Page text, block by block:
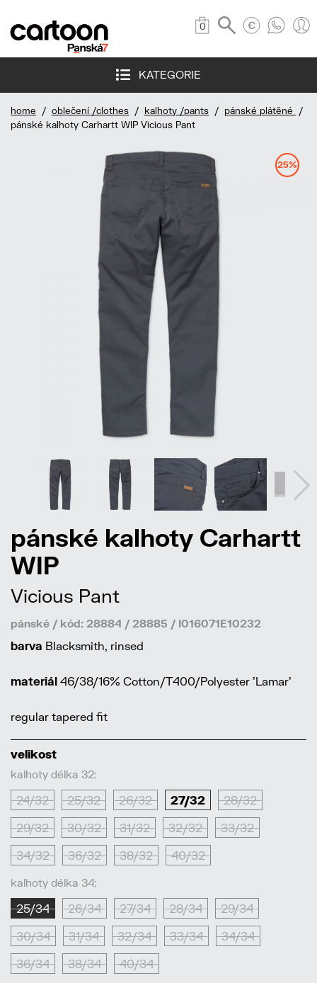
0
KATEGORIE
home / oblečení /clothes / kalhoty /pants / pánské plátěné
/
pánské kalhoty Carhartt WIP Vicious Pant
25%
pánské kalhoty Carhartt
WIP
Vicious Pant
pánské / kód: 28884 / 28885 / I016071E10232
barva Blacksmith, rinsed
materiál 46/38/16% Cotton/T400/Polyester 'Lamar'
regular tapered fit
velikost
kalhoty délka 32:
24/32 25/32 26/32 27/32 28/32
29/32 30/32 31/32 32/32 33/32
34/32 36/32 38/32 40/32
kalhoty délka 34:
25/34 26/34 27/34 28/34 29/34
30/34 31/34 32/34 33/34 34/34
36/34 38/34 40/34